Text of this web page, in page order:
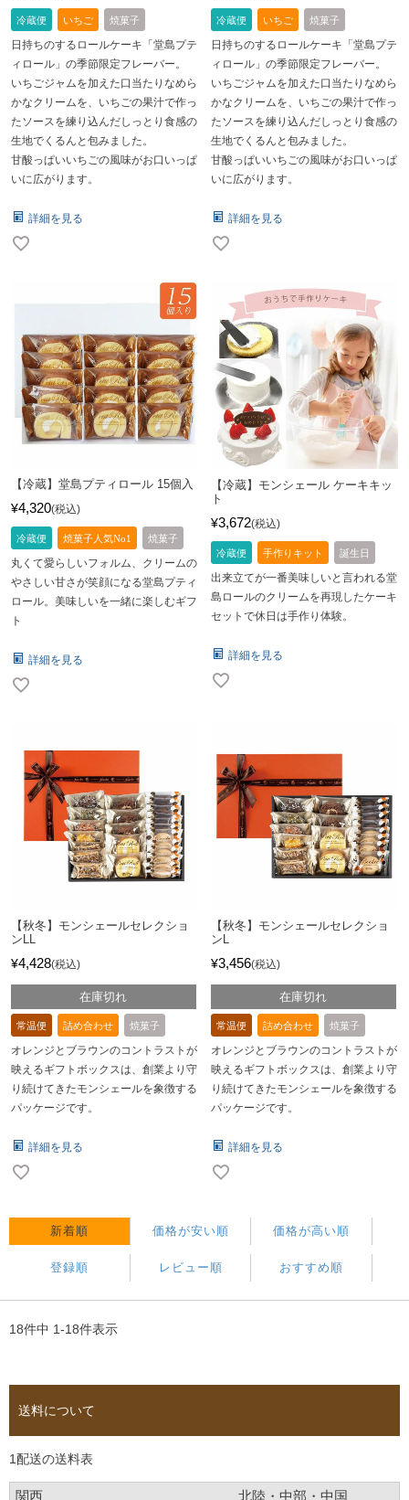
冷蔵便 いちご 焼菓子
日持ちのするロールケーキ「堂島プテ
ィロール」の季節限定フレーバー。
いちごジャムを加えた口当たりなめら
かなクリームを、いちごの果汁で作っ
たソースを練り込んだしっとり食感の
生地でくるんと包みました。
甘酸っぱいいちごの風味がお口いっぱ
いに広がります。
詳細を見る
冷蔵便 いちご 焼菓子
日持ちのするロールケーキ「堂島プテ
ィロール」の季節限定フレーバー。
いちごジャムを加えた口当たりなめら
かなクリームを、いちごの果汁で作っ
たソースを練り込んだしっとり食感の
生地でくるんと包みました。
甘酸っぱいいちごの風味がお口いっぱ
いに広がります。
詳細を見る
【冷蔵】堂島プティロール 15個入
¥4,320 税込
冷蔵便 焼菓子人気No1 焼菓子
丸くて愛らしいフォルム、クリームの
やさしい甘さが笑顔になる堂島プティ
ロール。美味しいを一緒に楽しむギフ
ト
詳細を見る
【冷蔵】モンシェール ケーキキッ
ト
¥3,672 税込
冷蔵便 手作りキット 誕生日
出来立てが一番美味しいと言われる堂
島ロールのクリームを再現したケーキ
セットで休日は手作り体験。
詳細を見る
【秋冬】モンシェールセレクショ
ンLL
¥4,428 税込
在庫切れ
常温便 詰め合わせ 焼菓子
オレンジとブラウンのコントラストが
映えるギフトボックスは、創業より守
り続けてきたモンシェールを象徴する
パッケージです。
詳細を見る
【秋冬】モンシェールセレクショ
ンL
¥3,456 税込
在庫切れ
常温便 詰め合わせ 焼菓子
オレンジとブラウンのコントラストが
映えるギフトボックスは、創業より守
り続けてきたモンシェールを象徴する
パッケージです。
詳細を見る
新着順 価格が安い順 価格が高い順
登録順 レビュー順 おすすめ順
18件中 1-18件表示
送料について
1配送の送料表
関西 北陸・中部・中国